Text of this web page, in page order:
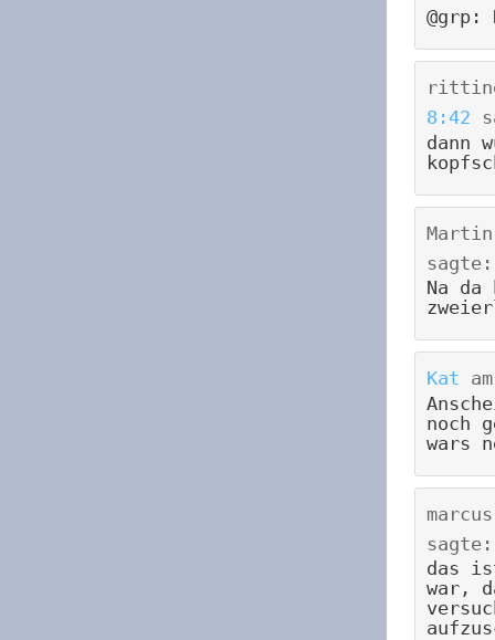
8:42
dann
Martin
sagte:
Na
Kat
noch
wars
marcus
sagte:
das
war,